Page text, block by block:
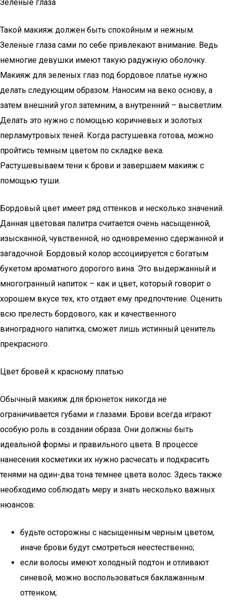
Зеленые глаза
Такой макияж должен быть спокойным и нежным.
Зеленые глаза сами по себе привлекают внимание. Ведь
немногие девушки имеют такую радужную оболочку.
Макияж для зеленых глаз под бордовое платье нужно
делать следующим образом. Наносим на веко основу, а
затем внешний угол затемним, а внутренний – высветлим.
Делать это нужно с помощью коричневых и золотых
перламутровых теней. Когда растушевка готова, можно
пройтись темным цветом по складке века.
Растушевываем тени к брови и завершаем макияж с
помощью туши.
Бордовый цвет имеет ряд оттенков и несколько значений.
Данная цветовая палитра считается очень насыщенной,
изысканной, чувственной, но одновременно сдержанной и
загадочной. Бордовый колор ассоциируется с богатым
букетом ароматного дорогого вина. Это выдержанный и
многогранный напиток – как и цвет, который говорит о
хорошем вкусе тех, кто отдает ему предпочтение. Оценить
всю прелесть бордового, как и качественного
виноградного напитка, сможет лишь истинный ценитель
прекрасного.
Цвет бровей к красному платью
Обычный макияж для брюнеток никогда не
ограничивается губами и глазами. Брови всегда играют
особую роль в создании образа. Они должны быть
идеальной формы и правильного цвета. В процессе
нанесения косметики их нужно расчесать и подкрасить
тенями на один-два тона темнее цвета волос. Здесь также
необходимо соблюдать меру и знать несколько важных
нюансов:
будьте осторожны с насыщенным черным цветом,
иначе брови будут смотреться неестественно;
если волосы имеют холодный подтон и отливают
синевой, можно воспользоваться баклажанным
оттенком;